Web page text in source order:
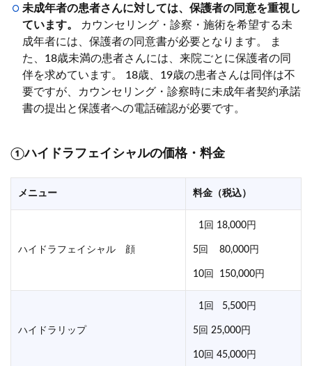
未成年者の患者さんに対しては、保護者の同意を重視し
ています。
カウンセリング・診察・施術を希望する未
成年者には、保護者の同意書が必要となります。 ま
た、18歳未満の患者さんには、来院ごとに保護者の同
伴を求めています。 18歳、19歳の患者さんは同伴は不
要ですが、カウンセリング・診察時に未成年者契約承諾
書の提出と保護者への電話確認が必要です。
①ハイドラフェイシャルの価格・料金
メニュー 料金（税込）
ハイドラフェイシャル 顔
1回 18,000円
5回 80,000円
10回 150,000円
ハイドラリップ
1回 5,500円
5回 25,000円
10回 45,000円